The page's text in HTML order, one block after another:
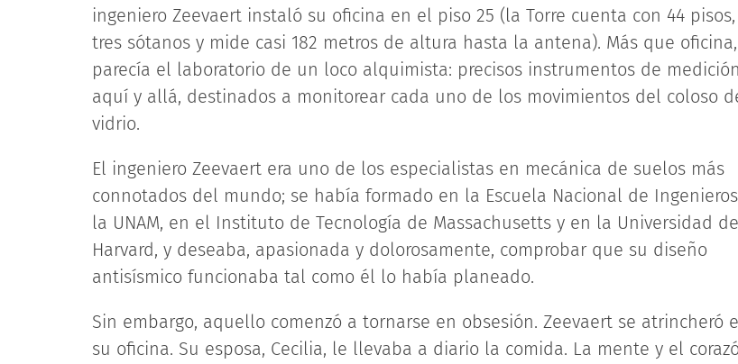
ingeniero Zeevaert instaló su oficina en el piso 25 (la Torre cuenta con 44 pisos,
tres sótanos y mide casi 182 metros de altura hasta la antena). Más que oficina,
parecía el laboratorio de un loco alquimista: precisos instrumentos de
aquí y allá, destinados a monitorear cada uno de los movimientos del coloso
vidrio.
El ingeniero Zeevaert era uno de los especialistas en mecánica de suelos más
connotados del mundo; se había formado en la Escuela Nacional de
la UNAM, en el Instituto de Tecnología de Massachusetts y en la Universidad de
Harvard, y deseaba, apasionada y dolorosamente, comprobar que su diseño
antisísmico funcionaba tal como él lo había planeado.
Sin embargo, aquello comenzó a tornarse en obsesión. Zeevaert se atrincheró
su oficina. Su esposa, Cecilia, le llevaba a diario la comida. La mente y el